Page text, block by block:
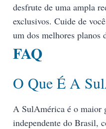
desfrute de uma ampla
exclusivos. Cuide de
um dos melhores planos
FAQ
O Que É A
A SulAmérica é o maior
independente do Brasil,